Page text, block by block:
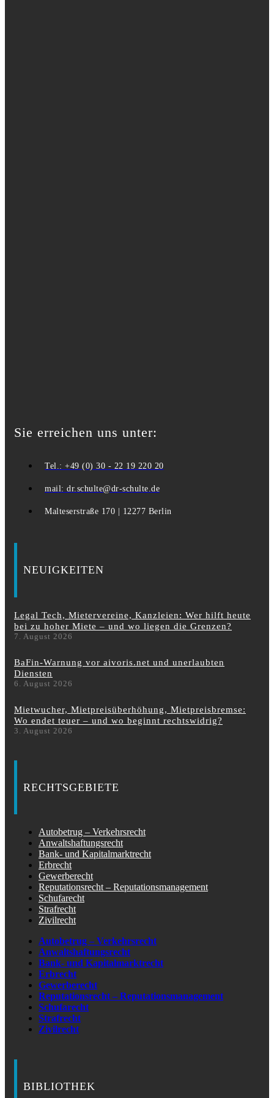
Sie erreichen uns unter:
Tel.: +49 (0) 30 - 22 19 220 20
mail: dr.schulte@dr-schulte.de
Malteserstraße 170 | 12277 Berlin
NEUIGKEITEN
Legal Tech, Mietervereine, Kanzleien: Wer hilft heute
bei zu hoher Miete – und wo liegen die Grenzen?
7. August 2026
BaFin-Warnung vor aivoris.net und unerlaubten
Diensten
6. August 2026
Mietwucher, Mietpreisüberhöhung, Mietpreisbremse:
Wo endet teuer – und wo beginnt rechtswidrig?
3. August 2026
RECHTSGEBIETE
Autobetrug – Verkehrsrecht
Anwaltshaftungsrecht
Bank- und Kapitalmarktrecht
Erbrecht
Gewerberecht
Reputationsrecht – Reputationsmanagement
Schufarecht
Strafrecht
Zivilrecht
Autobetrug – Verkehrsrecht
Anwaltshaftungsrecht
Bank- und Kapitalmarktrecht
Erbrecht
Gewerberecht
Reputationsrecht – Reputationsmanagement
Schufarecht
Strafrecht
Zivilrecht
BIBLIOTHEK